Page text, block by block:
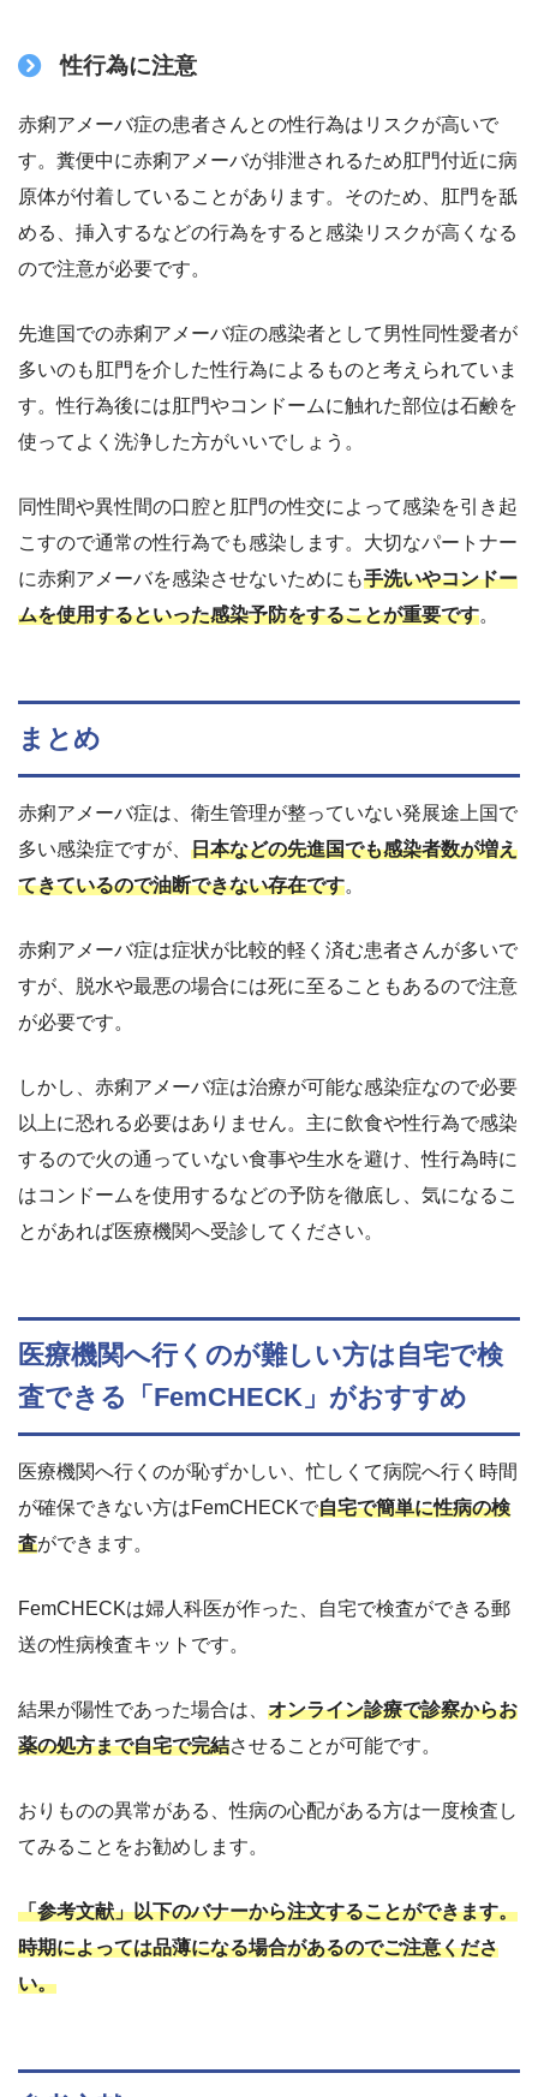
性行為に注意
赤痢アメーバ症の患者さんとの性行為はリスクが高いで
す。糞便中に赤痢アメーバが排泄されるため肛門付近に病
原体が付着していることがあります。そのため、肛門を舐
める、挿入するなどの行為をすると感染リスクが高くなる
ので注意が必要です。
先進国での赤痢アメーバ症の感染者として男性同性愛者が
多いのも肛門を介した性行為によるものと考えられていま
す。性行為後には肛門やコンドームに触れた部位は石鹸を
使ってよく洗浄した方がいいでしょう。
同性間や異性間の口腔と肛門の性交によって感染を引き起
こすので通常の性行為でも感染します。大切なパートナー
に赤痢アメーバを感染させないためにも手洗いやコンドー
ムを使用するといった感染予防をすることが重要です。
まとめ
赤痢アメーバ症は、衛生管理が整っていない発展途上国で
多い感染症ですが、 日本などの先進国でも感染者数が増え
てきているので油断できない存在です。
赤痢アメーバ症は症状が比較的軽く済む患者さんが多いで
すが、脱水や最悪の場合には死に至ることもあるので注意
が必要です。
しかし、赤痢アメーバ症は治療が可能な感染症なので必要
以上に恐れる必要はありません。主に飲食や性行為で感染
するので火の通っていない食事や生水を避け、性行為時に
はコンドームを使用するなどの予防を徹底し、気になるこ
とがあれば医療機関へ受診してください。
医療機関へ行くのが難しい方は自宅で検
査できる「FemCHECK」がおすすめ
医療機関へ行くのが恥ずかしい、忙しくて病院へ行く時間
が確保できない方はFemCHECKで自宅で簡単に性病の検
査ができます。
FemCHECKは婦人科医が作った、自宅で検査ができる郵
送の性病検査キットです。
結果が陽性であった場合は、 オンライン診療で診察からお
薬の処方まで自宅で完結させることが可能です。
おりものの異常がある、性病の心配がある方は一度検査し
てみることをお勧めします。
「参考文献」以下のバナーから注文することができます。
時期によっては品薄になる場合があるのでご注意くださ
い。